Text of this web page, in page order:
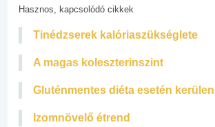
Hasznos, kapcsolódó cikkek
Tinédzserek kalóriaszükséglete
A magas koleszterinszint
Gluténmentes diéta esetén
Izomnövelő étrend